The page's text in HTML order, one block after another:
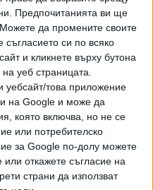
Предпочитанията ви ще
да промените своите
съгласието си по всяко
и кликнете върху бутона
уеб страницата.
това приложение
на Google и може да
която включва, но не се
или потребителско
за Google по-долу можете
или откажете съгласие на
страни да използват
период, който е открит
на Източните Родопи.
проф. Овчаров, че
целия епископски
до 2,2 метра стена,
зачестилите нападения на
от археолозите
мъж с много добре
с християнски обряд